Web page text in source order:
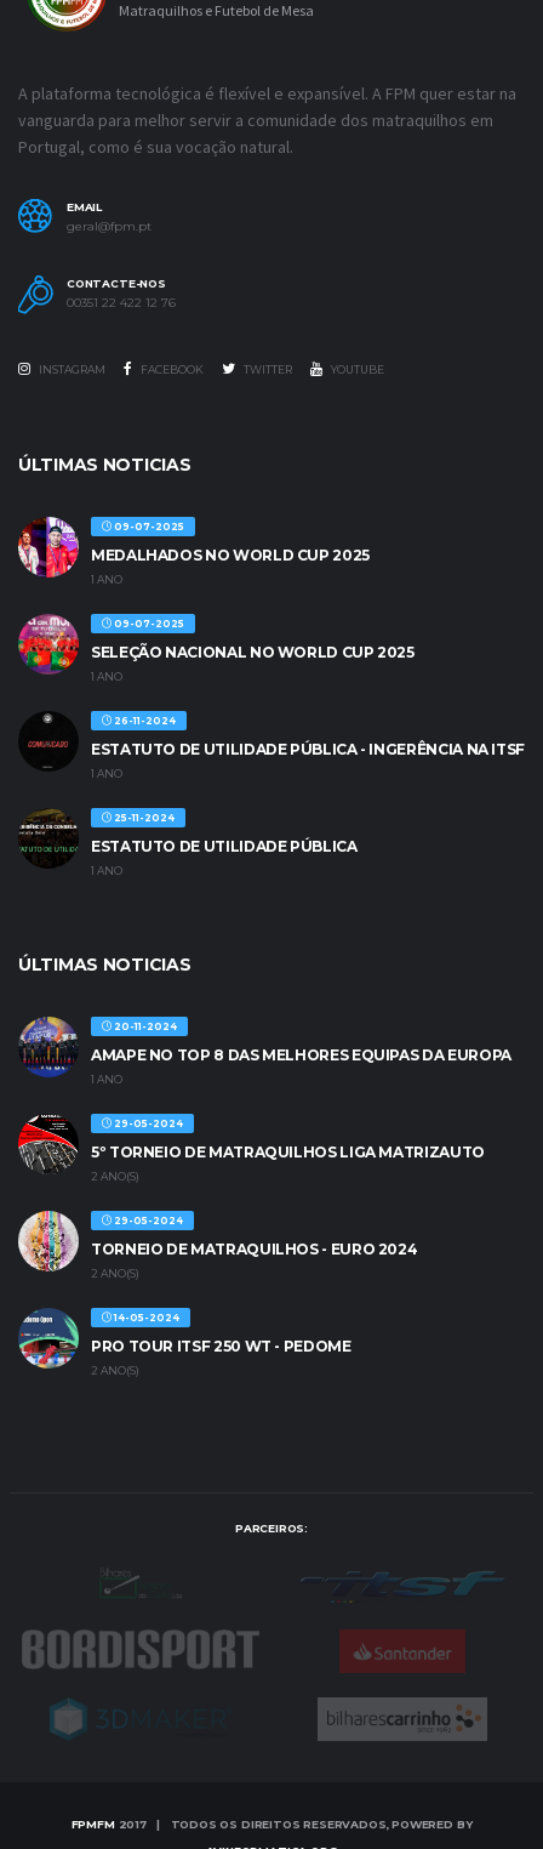
Matraquilhos e Futebol de Mesa
A plataforma tecnológica é flexível e expansível. A FPM quer estar na
vanguarda para melhor servir a comunidade dos matraquilhos em
Portugal, como é sua vocação natural.
EMAIL
geral@fpm.pt
CONTACTE-NOS
00351 22 422 12 76
INSTAGRAM FACEBOOK TWITTER YOUTUBE
ÚLTIMAS NOTICIAS
09-07-2025
MEDALHADOS NO WORLD CUP 2025
1 ANO
09-07-2025
SELEÇÃO NACIONAL NO WORLD CUP 2025
1 ANO
26-11-2024
ESTATUTO DE UTILIDADE PÚBLICA - INGERÊNCIA NA ITSF
1 ANO
25-11-2024
ESTATUTO DE UTILIDADE PÚBLICA
1 ANO
ÚLTIMAS NOTICIAS
20-11-2024
AMAPE NO TOP 8 DAS MELHORES EQUIPAS DA EUROPA
1 ANO
29-05-2024
5º TORNEIO DE MATRAQUILHOS LIGA MATRIZAUTO
2 ANO(S)
29-05-2024
TORNEIO DE MATRAQUILHOS - EURO 2024
2 ANO(S)
14-05-2024
PRO TOUR ITSF 250 WT - PEDOME
2 ANO(S)
PARCEIROS:
FPMFM2017 | TODOS OS DIREITOS RESERVADOS, POWERED BY